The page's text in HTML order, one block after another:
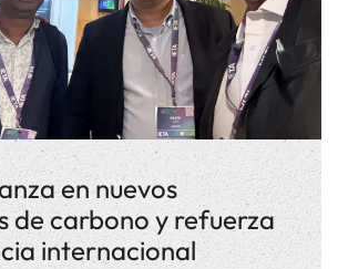
en nuevos
de carbono y refuerza
internacional